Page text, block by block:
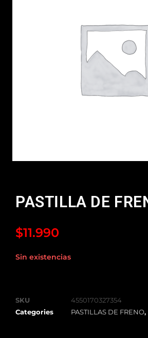
PASTILLA DE
$11.990
Sin existencias
SKU
4550170327354
Categories
PASTILLAS DE FRENO,